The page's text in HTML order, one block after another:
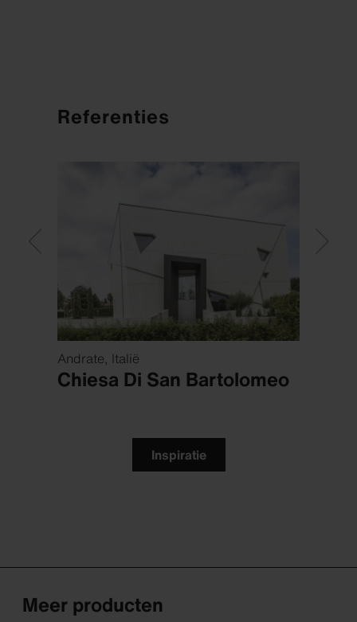
Referenties
Andrate, Italië
Chiesa Di San Bartolomeo
Inspiratie
Meer producten